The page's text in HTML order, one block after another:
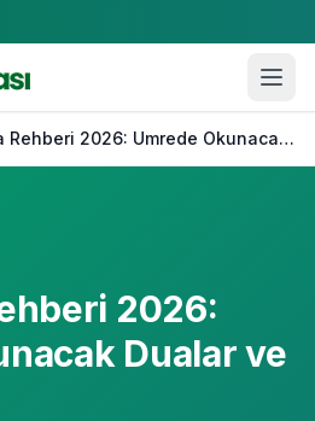
Umre Dua Rehberi 2026: Umrede Okunacak Dualar ve Zikirler
2026:
Dualar ve